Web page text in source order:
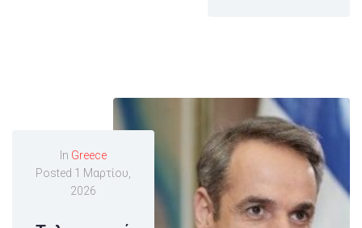
In Greece
Posted 1 Μαρτίου,
2026